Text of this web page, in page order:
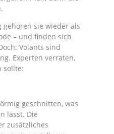
gehören sie wieder als
– und finden sich
Volants sind
Experten verraten,
sollte:
geschnitten, was
lässt. Die
zusätzliches